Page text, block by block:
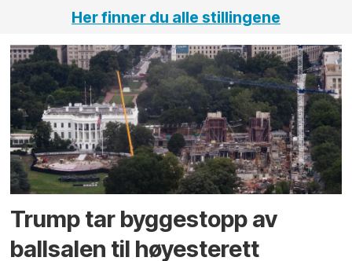
Her finner du alle stillingene
Trump tar byggestopp av
ballsalen til høyesterett